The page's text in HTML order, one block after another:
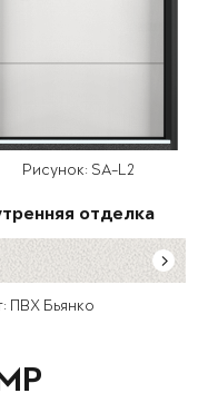
Рисунок: SA-L2
отделка
ПВХ Бьянко